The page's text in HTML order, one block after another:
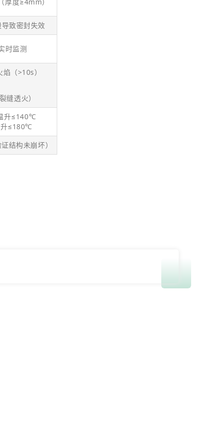
厚度≥4mm）
致密封失效
时监测
（>10s）
缝透火）
升≤140℃
≤180℃
结构未崩坏）